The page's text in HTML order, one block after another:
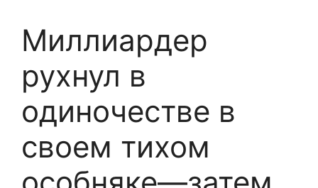
Миллиардер
рухнул в
одиночестве в
своем тихом